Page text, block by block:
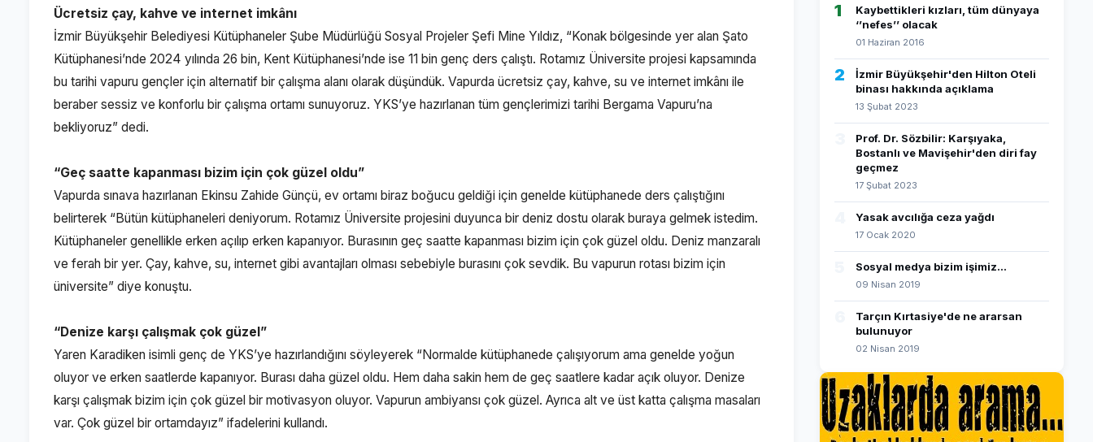
Ücretsiz çay, kahve ve internet imkânı
İzmir Büyükşehir Belediyesi Kütüphaneler Şube Müdürlüğü Sosyal Projeler Şefi Mine Yıldız, “Konak bölgesinde yer alan Şato
Kütüphanesi’nde 2024 yılında 26 bin, Kent Kütüphanesi’nde ise 11 bin genç ders çalıştı. Rotamız Üniversite projesi kapsamında
bu tarihi vapuru gençler için alternatif bir çalışma alanı olarak düşündük. Vapurda ücretsiz çay, kahve, su ve internet imkânı ile
beraber sessiz ve konforlu bir çalışma ortamı sunuyoruz. YKS’ye hazırlanan tüm gençlerimizi tarihi Bergama Vapuru’na
bekliyoruz” dedi.
“Geç saatte kapanması bizim için çok güzel oldu”
Vapurda sınava hazırlanan Ekinsu Zahide Günçü, ev ortamı biraz boğucu geldiği için genelde kütüphanede ders çalıştığını
belirterek “Bütün kütüphaneleri deniyorum. Rotamız Üniversite projesini duyunca bir deniz dostu olarak buraya gelmek istedim.
Kütüphaneler genellikle erken açılıp erken kapanıyor. Burasının geç saatte kapanması bizim için çok güzel oldu. Deniz manzaralı
ve ferah bir yer. Çay, kahve, su, internet gibi avantajları olması sebebiyle burasını çok sevdik. Bu vapurun rotası bizim için
üniversite” diye konuştu.
“Denize karşı çalışmak çok güzel”
Yaren Karadiken isimli genç de YKS’ye hazırlandığını söyleyerek “Normalde kütüphanede çalışıyorum ama genelde yoğun
oluyor ve erken saatlerde kapanıyor. Burası daha güzel oldu. Hem daha sakin hem de geç saatlere kadar açık oluyor. Denize
karşı çalışmak bizim için çok güzel bir motivasyon oluyor. Vapurun ambiyansı çok güzel. Ayrıca alt ve üst katta çalışma masaları
var. Çok güzel bir ortamdayız” ifadelerini kullandı.
1
Kaybettikleri kızları, tüm dünyaya
‘’nefes’’ olacak
01 Haziran 2016
2
İzmir Büyükşehir'den Hilton Oteli
binası hakkında açıklama
13 Şubat 2023
Prof. Dr. Sözbilir: Karşıyaka,
Bostanlı ve Mavişehir'den diri fay
geçmez
17 Şubat 2023
Yasak avcılığa ceza yağdı
17 Ocak 2020
Sosyal medya bizim işimiz...
09 Nisan 2019
Tarçın Kırtasiye'de ne ararsan
bulunuyor
02 Nisan 2019